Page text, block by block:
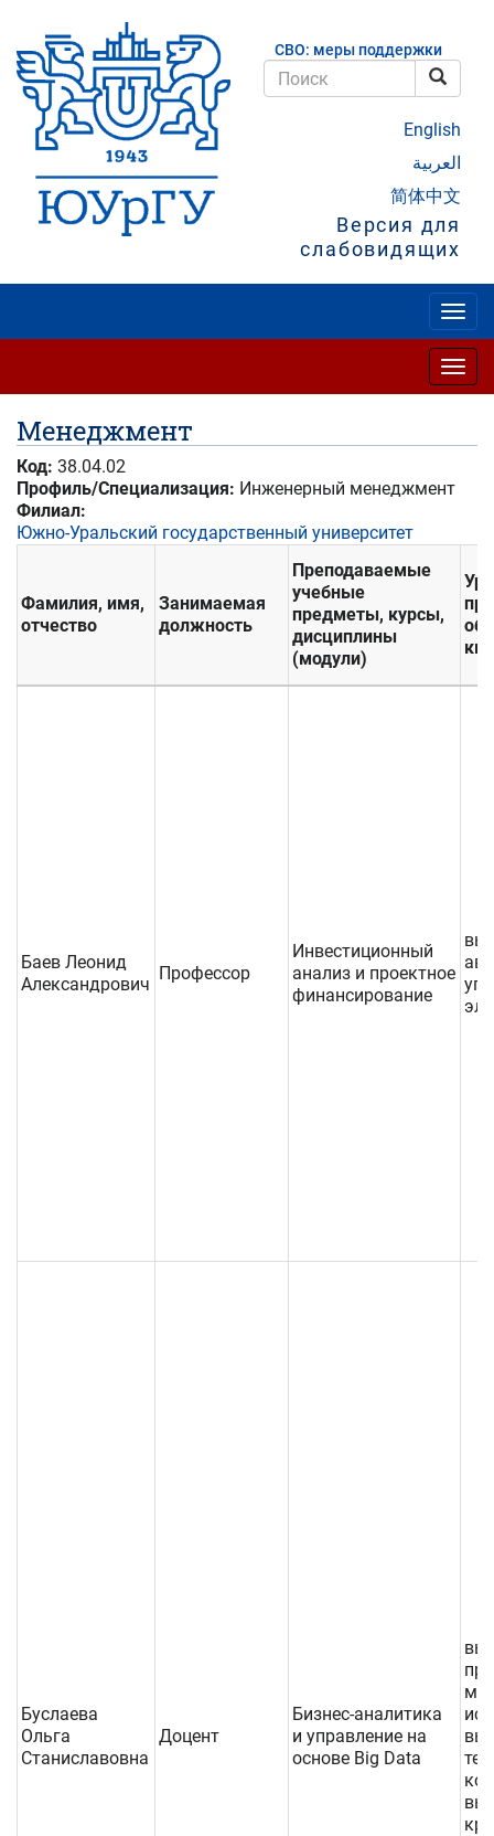
основному
содержанию
СВО: меры поддержки
English
العربية
简体中文
Версия для
слабовидящих
Менеджмент
Код: 38.04.02
Профиль/Специализация: Инженерный менеджмент
Филиал:
Южно-Уральский государственный университет
Фамилия, имя,
отчество
Занимаемая
должность
Преподаваемые
учебные
предметы, курсы,
дисциплины
(модули)
Баев Леонид
Александрович
Профессор
Инвестиционный
анализ и проектное
финансирование
Буслаева
Ольга
Станиславовна
Доцент
Бизнес-аналитика
и управление на
основе Big Data